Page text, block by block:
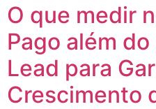
O que medir
Pago além
Lead para
Crescimento